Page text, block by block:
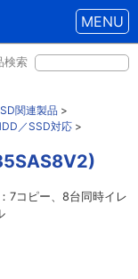
MENU
検索
関連製品 >
／SSD対応 >
7コピー、8台同時イレ